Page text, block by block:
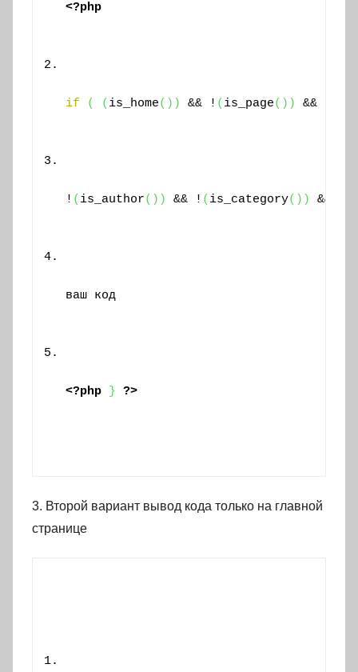
<?php
if ( ( is_home( ) ) && ! ( is_page( ) ) && !
! ( is_author( ) ) && ! ( is_category( ) ) && !
ваш код
<?php } ?>
3. Второй вариант вывод кода только на главной
странице